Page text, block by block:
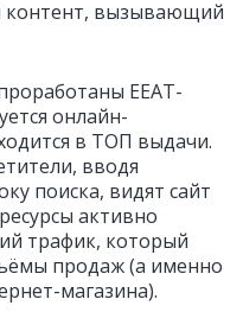
контент, вызывающий
EEAT-
онлайн-
в ТОП выдачи.
вводя
поиска, видят сайт
активно
трафик, который
продаж (а именно
магазина).